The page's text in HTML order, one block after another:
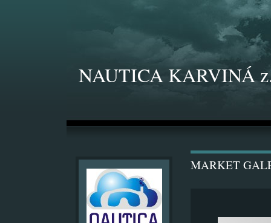
NAUTICA KARVINÁ
MARKET